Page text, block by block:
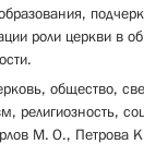
роли церкви в
общество,
религиозность,
М. О., Петрова